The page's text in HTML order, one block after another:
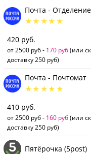
Почта - Отделение
420 руб.
от 2500 руб - 170 руб(или
доставку 250 руб)
Почта - Почтомат
410 руб.
от 2500 руб - 160 руб(или
доставку 250 руб)
Пятёрочка (5post)